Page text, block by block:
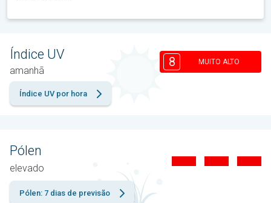
Índice UV
amanhã
8 MUITO ALTO
Índice UV por hora
Pólen
elevado
Pólen: 7 dias de previsão